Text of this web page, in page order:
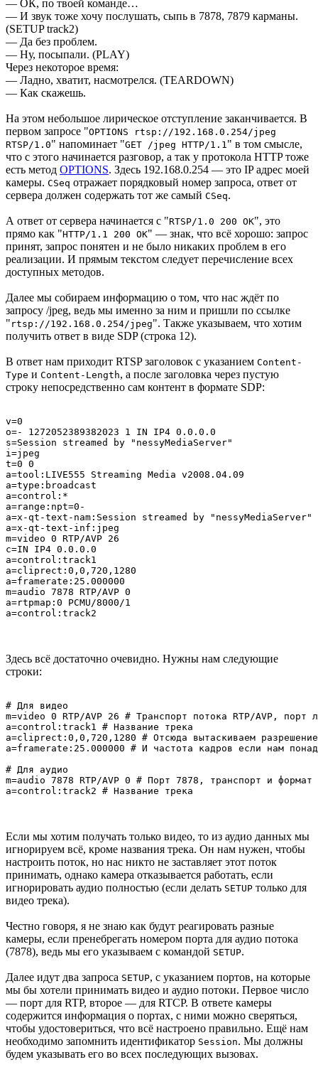
— ОК, по твоей команде…
— И звук тоже хочу послушать, сыпь в 7878, 7879 карманы.
(SETUP track2)
— Да без проблем.
— Ну, посыпали. (PLAY)
Через некоторое время:
— Ладно, хватит, насмотрелся. (TEARDOWN)
— Как скажешь.
На этом небольшое лирическое отступление заканчивается. В
первом запросе "OPTIONS rtsp://192.168.0.254/jpeg
RTSP/1.0" напоминает "GET /jpeg HTTP/1.1 " в том смысле,
что с этого начинается разговор, а так у протокола HTTP тоже
есть метод OPTIONS. Здесь 192.168.0.254 — это IP адрес моей
камеры. CSeq отражает порядковый номер запроса, ответ от
сервера должен содержать тот же самый CSeq.
А ответ от сервера начинается с "RTSP/1.0 200 OK", это
прямо как "HTTP/1.1 200 OK" — знак, что всё хорошо: запрос
принят, запрос понятен и не было никаких проблем в его
реализации. И прямым текстом следует перечисление всех
доступных методов.
Далее мы собираем информацию о том, что нас ждёт по
запросу /jpeg, ведь мы именно за ним и пришли по ссылке
" rtsp://192.168.0.254/jpeg". Также указываем, что хотим
получить ответ в виде SDP (строка 12).
В ответ нам приходит RTSP заголовок с указанием Content-
Type и Content-Length, а после заголовка через пустую
строку непосредственно сам контент в формате SDP:
v=0
o=- 1272052389382023 1 IN IP4 0.0.0.0
s=Session streamed by "nessyMediaServer"
i=jpeg
t=0 0
a=tool:LIVE555 Streaming Media v2008.04.09
a=type:broadcast
a=control:*
a=range:npt=0-
a=x-qt-text-nam:Session streamed by "nessyMediaServer"
a=x-qt-text-inf:jpeg
m=video 0 RTP/AVP 26
c=IN IP4 0.0.0.0
a=control:track1
a=cliprect:0,0,720,1280
a=framerate:25.000000
m=audio 7878 RTP/AVP 0
a=rtpmap:0 PCMU/8000/1
Здесь всё достаточно очевидно. Нужны нам следующие
строки:
# Для видео
m=video 0 RTP/AVP 26 # Транспорт потока RTP/AVP,
a=control:track1 # Название трека
a=cliprect:0,0,720,1280 # Отсюда вытаскиваем разрешение
a=framerate:25.000000 # И частота кадров если нам
# Для аудио
m=audio 7878 RTP/AVP 0 # Порт 7878, транспорт и
Если мы хотим получать только видео, то из аудио данных мы
игнорируем всё, кроме названия трека. Он нам нужен, чтобы
настроить поток, но нас никто не заставляет этот поток
принимать, однако камера отказывается работать, если
игнорировать аудио полностью (если делать SETUP только для
видео трека).
Честно говоря, я не знаю как будут реагировать разные
камеры, если пренебрегать номером порта для аудио потока
(7878), ведь мы его указываем с командой SETUP.
Далее идут два запроса SETUP, c указанием портов, на которые
мы бы хотели принимать видео и аудио потоки. Первое число
— порт для RTP, второе — для RTCP. В ответе камеры
содержится информация о портах, с ними можно сверяться,
чтобы удостовериться, что всё настроено правильно. Ещё нам
необходимо запомнить идентификатор Session. Мы должны
будем указывать его во всех последующих вызовах.